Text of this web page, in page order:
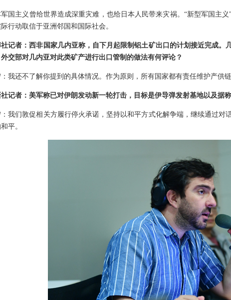
军国主义曾给世界造成深重灾难，也给日本人民带来灾祸。“新型军国主
行动取信于亚洲邻国和国际社会。
记者：西非国家几内亚称，自下月起限制铝土矿出口的计划接近完成。
交部对几内亚对此类矿产进行出口管制的做法有何评论？
我还不了解你提到的具体情况。作为原则，所有国家都有责任维护产供链
记者：美军称已对伊朗发动新一轮打击，目标是伊导弹发射基地以及据
我们敦促相关方履行停火承诺，坚持以和平方式化解争端，继续通过
平。